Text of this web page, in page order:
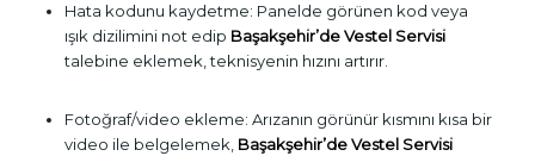
Hata kodunu kaydetme: Panelde görünen kod veya
ışık dizilimini not edip Başakşehir’de Vestel Servisi
talebine eklemek, teknisyenin hızını artırır.
Fotoğraf/video ekleme: Arızanın görünür kısmını kısa bir
video ile belgelemek, Başakşehir’de Vestel Servisi